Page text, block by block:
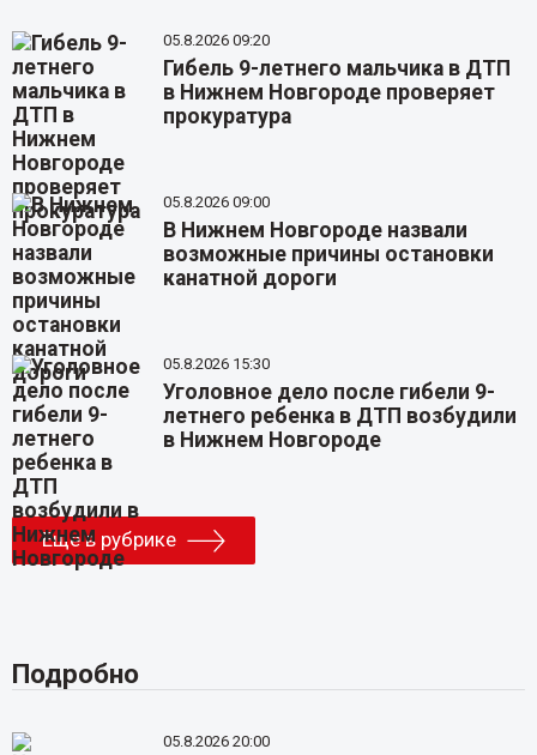
05.8.2026 09:20
Гибель 9-летнего мальчика в ДТП
в Нижнем Новгороде проверяет
прокуратура
05.8.2026 09:00
В Нижнем Новгороде назвали
возможные причины остановки
канатной дороги
05.8.2026 15:30
Уголовное дело после гибели 9-
летнего ребенка в ДТП возбудили
в Нижнем Новгороде
Еще в рубрике
Подробно
05.8.2026 20:00